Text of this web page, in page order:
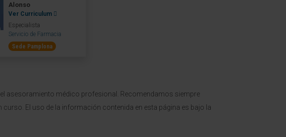
Alonso
Ver Curriculum
Especialista
Servicio de Farmacia
Sede Pamplona
asesoramiento médico profesional. Recomendamos siempre
El uso de la información contenida en esta página es bajo la